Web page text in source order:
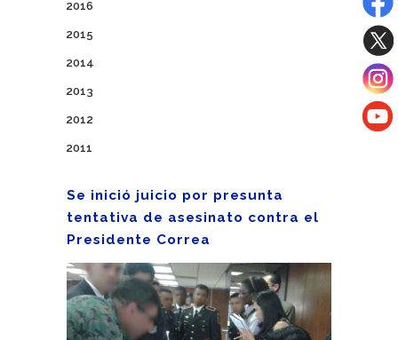
2016
2015
2014
2013
2012
2011
Se inició juicio por presunta
tentativa de asesinato contra el
Presidente Correa